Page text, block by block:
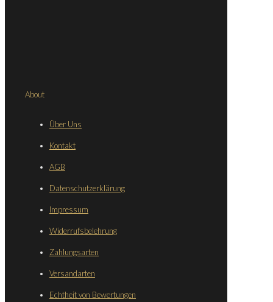
About
Über Uns
Kontakt
AGB
Datenschutzerklärung
Impressum
Widerrufsbelehrung
Zahlungsarten
Versandarten
Echtheit von Bewertungen